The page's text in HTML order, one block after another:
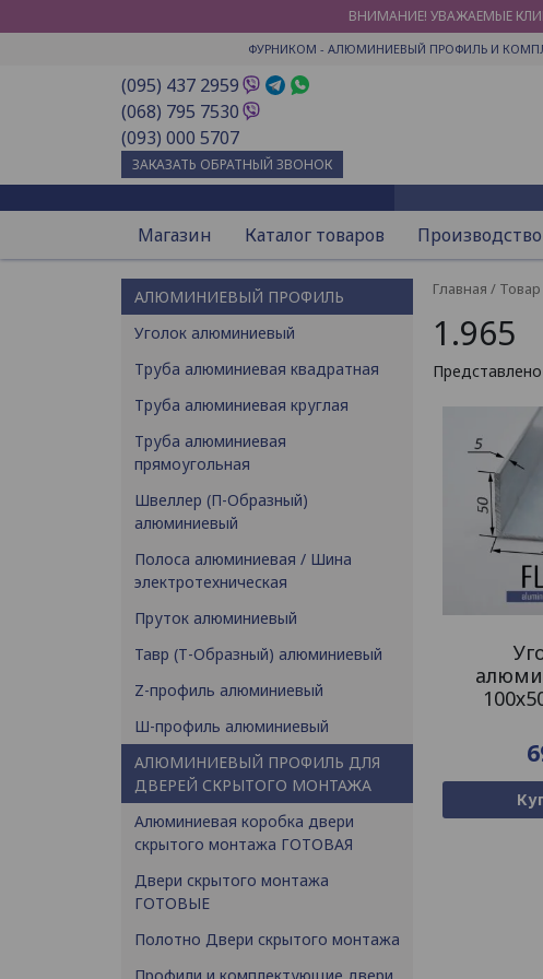
ВНИМАНИЕ! УВАЖАЕМЫЕ
ФУРНИКОМ - АЛЮМИНИЕВЫЙ ПРОФИЛЬ И
(095) 437 2959
(068) 795 7530
(093) 000 5707
ЗАКАЗАТЬ ОБРАТНЫЙ ЗВОНОК
Магазин Каталог товаров Производство
АЛЮМИНИЕВЫЙ ПРОФИЛЬ
Уголок алюминиевый
Труба алюминиевая квадратная
Труба алюминиевая круглая
Труба алюминиевая
прямоугольная
Швеллер (П-Образный)
алюминиевый
Полоса алюминиевая / Шина
электротехническая
Пруток алюминиевый
Тавр (Т-Образный) алюминиевый
Z-профиль алюминиевый
Ш-профиль алюминиевый
АЛЮМИНИЕВЫЙ ПРОФИЛЬ ДЛЯ
ДВЕРЕЙ СКРЫТОГО МОНТАЖА
Алюминиевая коробка двери
скрытого монтажа ГОТОВАЯ
Двери скрытого монтажа
ГОТОВЫЕ
Полотно Двери скрытого монтажа
Главная / Товар
1.965